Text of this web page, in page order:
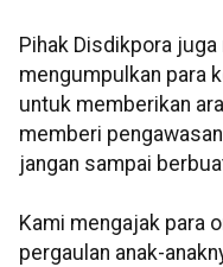
Pihak Disdikpora juga
mengumpulkan para
untuk memberikan
memberi
jangan sampai
Kami mengajak para
pergaulan anak-